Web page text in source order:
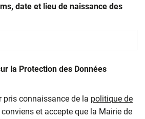
date et lieu de naissance des
la Protection des Données
pris connaissance de la politique de
conviens et accepte que la Mairie de